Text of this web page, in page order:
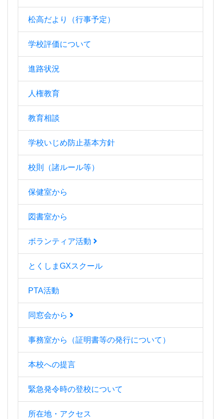
松高だより（行事予定）
学校評価について
進路状況
人権教育
教育相談
学校いじめ防止基本方針
校則（諸ルール等）
保健室から
図書室から
ボランティア活動
とくしまGXスクール
PTA活動
同窓会から
事務室から（証明書等の発行について）
本校への提言
緊急発令時の登校について
所在地・アクセス